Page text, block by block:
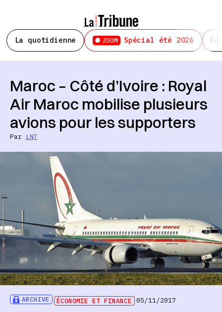
La quotidienne ZOOM Spécial été 2026
ARCHIVE ÉCONOMIE ET FINANCE 05/11/2017
Maroc – Côté d’Ivoire : Royal
Air Maroc mobilise plusieurs
avions pour les supporters
Par LNT